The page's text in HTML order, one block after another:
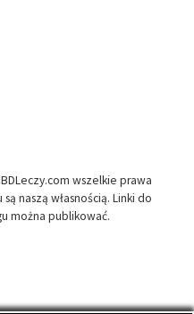
wszelkie prawa
naszą własnością. Linki do
można publikować.